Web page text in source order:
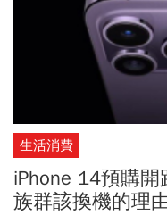
生活消費
iPhone 14預購
族群該換機的理